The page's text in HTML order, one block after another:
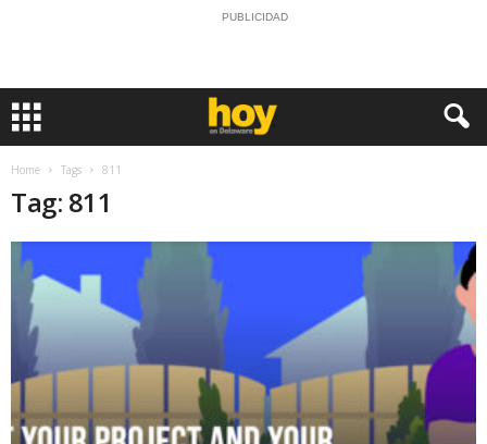
PUBLICIDAD
Home Tags 811
Tag: 811